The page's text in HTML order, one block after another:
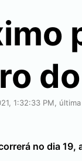
1:32:33 PM,
no dia 19,